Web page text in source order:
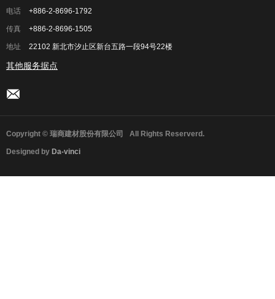
电话 +886-2-8696-1792
传真 +886-2-8696-1505
地址 22102 新北市汐止区新台五路一段94号22楼
其他服务据点
Copyright © 瑞商建材股份有限公司 All Rights Reserverd.
Designed by Da-vinci